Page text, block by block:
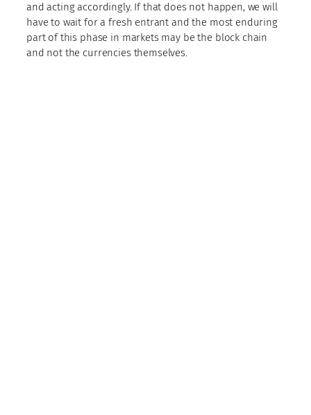
and acting accordingly. If that does not happen, we will
have to wait for a fresh entrant and the most enduring
part of this phase in markets may be the block chain
and not the currencies themselves.